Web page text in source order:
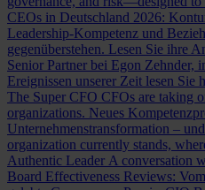
CEOs in Deutschland 2026:
Leadership-Kompetenz und
gegenüberstehen. Lesen Sie ihre
Senior Partner bei Egon Zehnder,
Ereignissen unserer Zeit lesen Sie
The Super CFO CFOs are taking
organizations. Neues
Unternehmenstransformation –
organization currently stands,
Authentic Leader A conversation
Board Effectiveness Reviews: